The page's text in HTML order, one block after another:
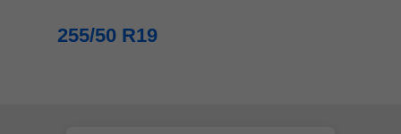
255/50 R19